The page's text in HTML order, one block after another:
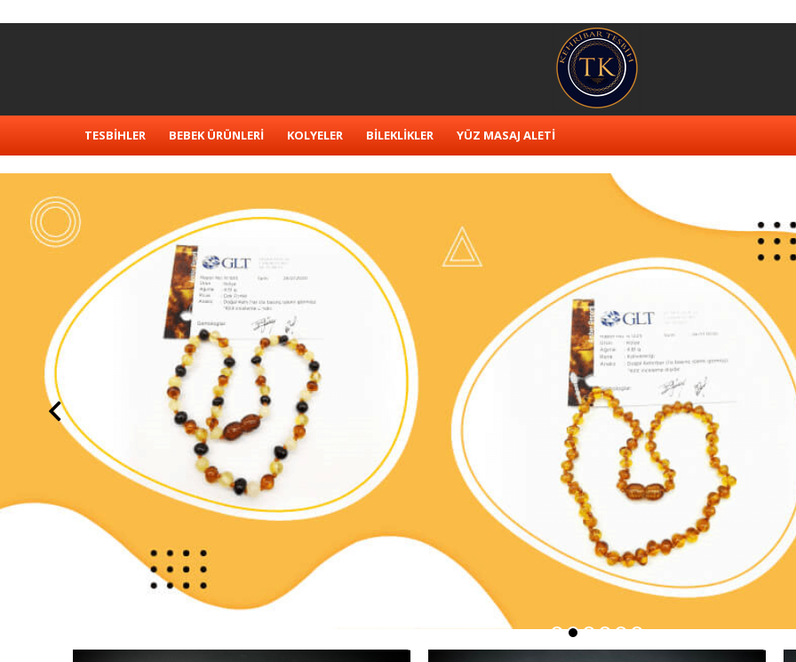
TESBİHLER BEBEK ÜRÜNLERİ KOLYELER BİLEKLİKLER YÜZ MASAJ ALETİ